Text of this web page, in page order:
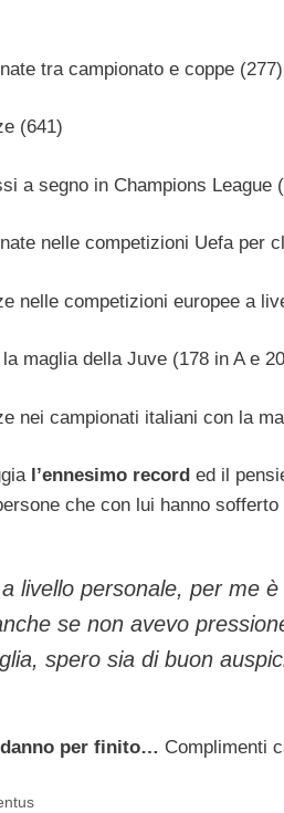
tra campionato e coppe (277)
(641)
a segno in Champions League
nelle competizioni Uefa per
nelle competizioni europee a
maglia della Juve (178 in A e
nei campionati italiani con la
l’ennesimo record ed il
che con lui hanno sofferto
livello personale, per me
se non avevo
spero sia di buon
danno per finito… Complimenti